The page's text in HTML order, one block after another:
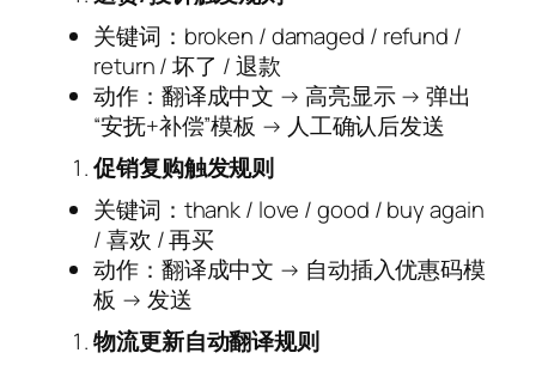
关键词：broken / damaged / refund /
return / 坏了 / 退款
动作：翻译成中文 → 高亮显示 → 弹出
“安抚+补偿”模板 → 人工确认后发送
促销复购触发规则
关键词：thank / love / good / buy again
/ 喜欢 / 再买
动作：翻译成中文 → 自动插入优惠码模
板 → 发送
物流更新自动翻译规则